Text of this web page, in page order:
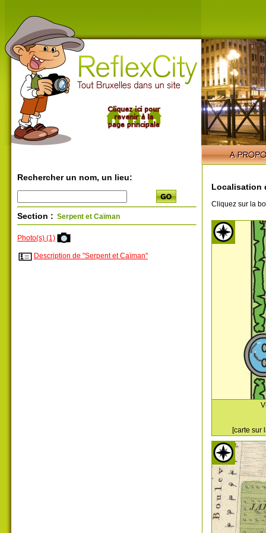
Rechercher un nom, un lieu:
Section : Serpent et Caïman
Photo(s) (1)
Description de "Serpent et Caïman"
Localisation
Cliquez sur la
[carte sur